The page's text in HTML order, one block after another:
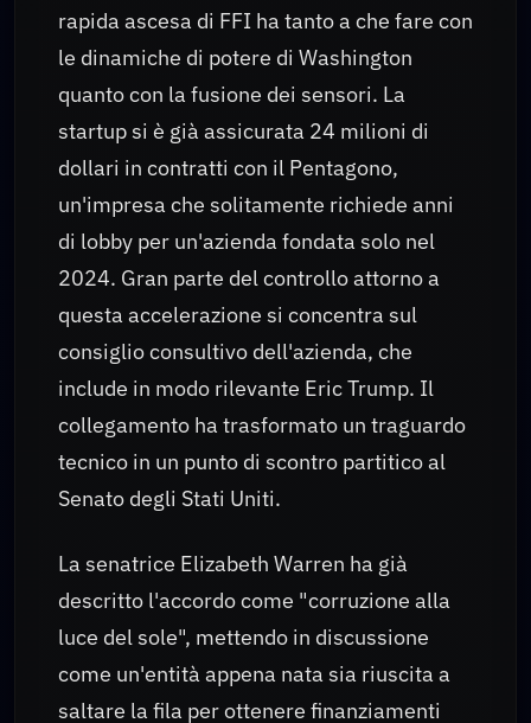
rapida ascesa di FFI ha tanto a che fare con
le dinamiche di potere di Washington
quanto con la fusione dei sensori. La
startup si è già assicurata 24 milioni di
dollari in contratti con il Pentagono,
un'impresa che solitamente richiede anni
di lobby per un'azienda fondata solo nel
2024. Gran parte del controllo attorno a
questa accelerazione si concentra sul
consiglio consultivo dell'azienda, che
include in modo rilevante Eric Trump. Il
collegamento ha trasformato un traguardo
tecnico in un punto di scontro partitico al
Senato degli Stati Uniti.
La senatrice Elizabeth Warren ha già
descritto l'accordo come "corruzione alla
luce del sole", mettendo in discussione
come un'entità appena nata sia riuscita a
saltare la fila per ottenere finanziamenti